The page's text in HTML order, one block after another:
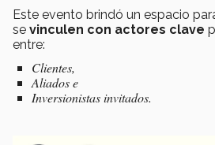
Este evento brindó un espacio
se vinculen con actores clave
entre:
Clientes,
Aliados e
Inversionistas invitados.